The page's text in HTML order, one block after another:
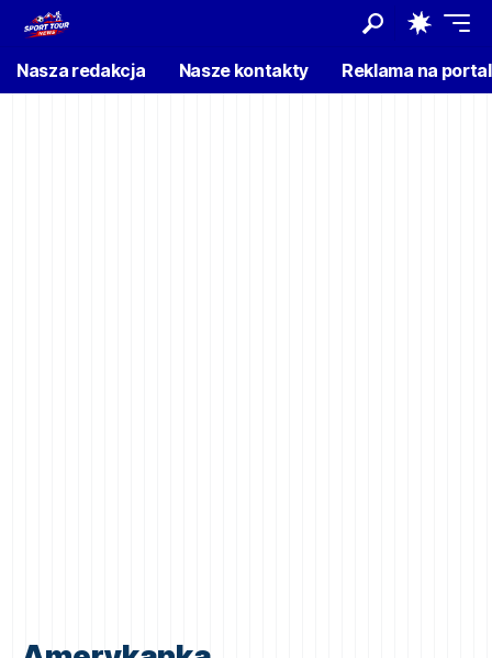
Nasza redakcja Nasze kontakty Reklama na